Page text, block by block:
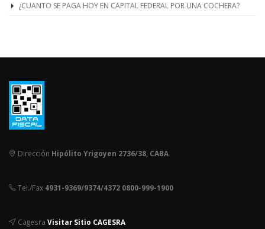
¿CUANTO SE PAGA HOY EN CAPITAL FEDERAL POR UNA COCHERA?
Dirección Hipólito Yrigoyen 2736/38, CABA
Tel./Fax 4931-9369/9374/4372 0800-999-1900
Cagesra Visitar Sitio CAGESRA